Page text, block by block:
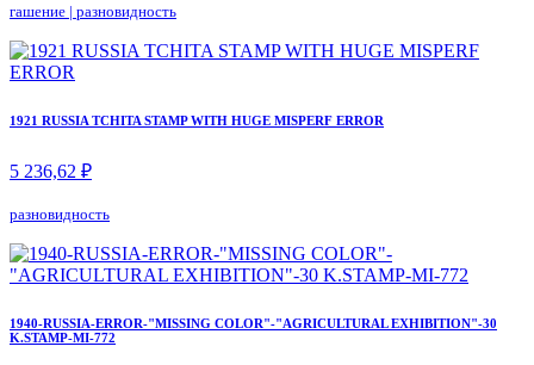
гашение | разновидность
1921 RUSSIA TCHITA STAMP WITH HUGE MISPERF ERROR
5 236,62 ₽
разновидность
1940-RUSSIA-ERROR-"MISSING COLOR"-"AGRICULTURAL EXHIBITION"-30
K.STAMP-MI-772